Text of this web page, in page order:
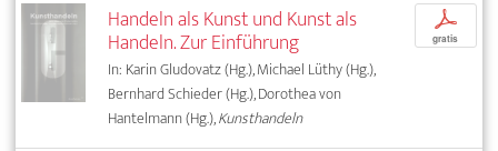
Handeln als Kunst und Kunst als
Handeln. Zur Einführung
In: Karin Gludovatz (Hg.), Michael Lüthy (Hg.),
Bernhard Schieder (Hg.), Dorothea von
Hantelmann (Hg.),Kunsthandeln
p
gratis